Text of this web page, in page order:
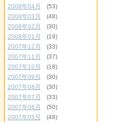
2008年04月
(53)
2008年03月
(48)
2008年02月
(30)
2008年01月
(19)
2007年12月
(33)
2007年11月
(37)
2007年10月
(18)
2007年09月
(30)
2007年08月
(30)
2007年07月
(33)
2007年06月
(50)
2007年05月
(48)